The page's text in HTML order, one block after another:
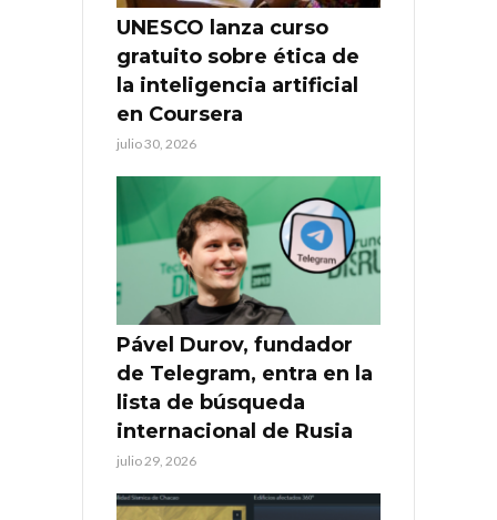
UNESCO lanza curso
gratuito sobre ética de
la inteligencia artificial
en Coursera
julio 30, 2026
Pável Durov, fundador
de Telegram, entra en la
lista de búsqueda
internacional de Rusia
julio 29, 2026